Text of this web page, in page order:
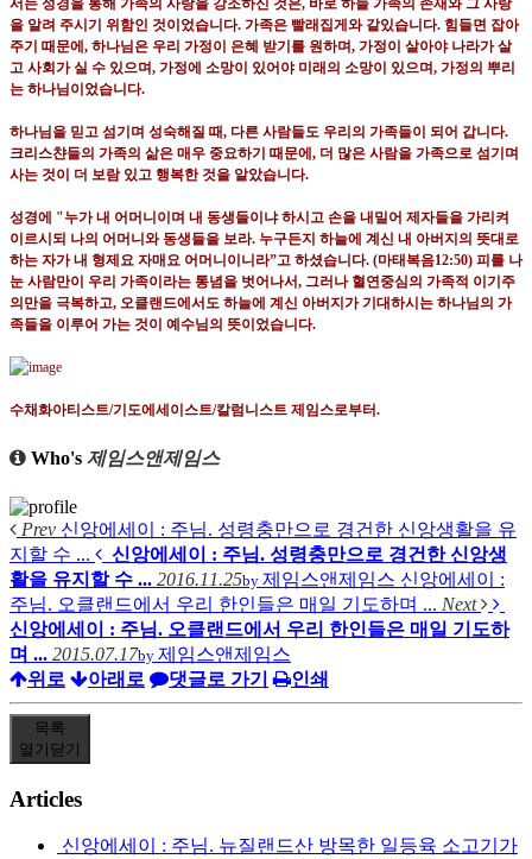
서는 성경을 통해 가족의 사랑을 강조하신 것은, 바로 하늘 가족의 존재와 그 사랑
을 알려 주시기 위함인 것이었습니다. 가족은 빨래집게와 같있습니다. 힘들면 잡아
주기 때문에 , 하나님은 우리 가정이 은혜 받기를 원하며, 가정이 살아야 나라가 살
고 사회가 실 수 있으며, 가정에 소망이 있어야 미래의 소망이 있으며, 가정의 뿌리
는 하나님이었습니다.
하나님을 믿고 섬기며 성숙해질 때, 다른 사람들도 우리의 가족들이 되어 갑니다.
크리스챤들의 가족의 삶은 매우 중요하기 때문에 , 더 많은 사람을 가족으로 섬기며
사는 것이 더 보람 있고 행복한 것을 알았습니다.
성경에 "누가 내 어머니이며 내 동생들이냐 하시고 손을 내밀어 제자들을 가리켜
이르시되 나의 어머니와 동생들을 보라. 누구든지 하늘에 계신 내 아버지의 뜻대로
하는 자가 내 형제요 자매요 어머니이니라”고 하셨습니다. (마태복음12:50) 피를 나
눈 사람만이 우리 가족이라는 통념을 벗어나서, 그러나 혈연중심의 가족적 이기주
의만을 극복하고, 오클랜드에서도 하늘에 계신 아버지가 기대하시는 하나님의 가
족들을 이루어 가는 것이 예수님의 뜻이었습니다.
수채화아티스트/기도에세이스트/칼럼니스트 제임스로부터.
Who's 제임스앤제임스
Prev 신앙에세이 : 주님. 성령충만으로 경건한 신앙생활을 유
지할 수 ...
신앙에세이 : 주님. 성령충만으로 경건한 신앙생
활을 유지할 수 ... 2016.11.25by 제임스앤제임스 신앙에세이 :
주님. 오클랜드에서 우리 한인들은 매일 기도하며 ... Next
신앙에세이 : 주님. 오클랜드에서 우리 한인들은 매일 기도하
며 ... 2015.07.17by 제임스앤제임스
위로
아래로 댓글로 가기 인쇄
목록
열기 닫기
Articles
신앙에세이 : 주님. 뉴질랜드산 방목한 일등육 소고기가